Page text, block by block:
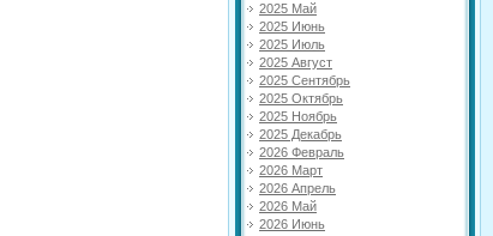
2025 Май
2025 Июнь
2025 Июль
2025 Август
2025 Сентябрь
2025 Октябрь
2025 Ноябрь
2025 Декабрь
2026 Февраль
2026 Март
2026 Апрель
2026 Май
2026 Июнь